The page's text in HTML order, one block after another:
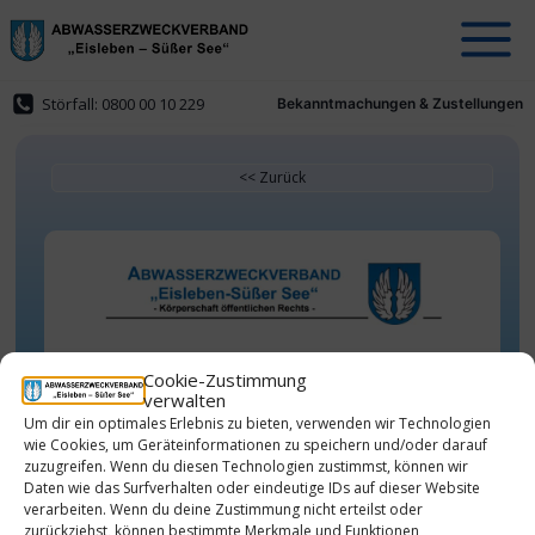
Cookie-Zustimmung
verwalten
Um dir ein optimales Erlebnis zu bieten, verwenden wir Technologien
wie Cookies, um Geräteinformationen zu speichern und/oder darauf
zuzugreifen. Wenn du diesen Technologien zustimmst, können wir
Daten wie das Surfverhalten oder eindeutige IDs auf dieser Website
verarbeiten. Wenn du deine Zustimmung nicht erteilst oder
zurückziehst, können bestimmte Merkmale und Funktionen
Inhalt
springen
Störfall: 0800 00 10 229 Bekanntmachungen & Zustellungen
Satzung des
Abwasserzweckverbandes ,,Eisleben-
Süßer See“
über den vollständigen oder
teilweisen Ausschluss der
Abwasserbeseitigungspflicht